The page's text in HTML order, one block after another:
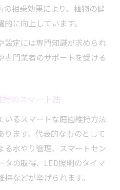
の相乗効果により、植物の健
に向上しています。
設定には専門知識が求められ
専門業者のサポートを受ける
のスマート法
いるスマートな庭園維持方法
ります。代表的なものとして
る水やり管理、スマートセン
タの取得、LED照明のタイマ
などが挙げられます。